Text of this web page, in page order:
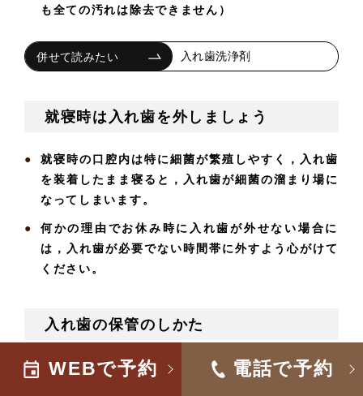
も全ての汚れは除去できません）
入れ歯洗浄剤
就寝時は入れ歯を外しましょう
就寝時の口腔内は特に細菌が繁殖しやすく，入れ歯
を装着したまま寝ると，入れ歯が細菌の溜まり場に
なってしまいます。
何かの理由でお休み時に入れ歯が外せない場合に
は，入れ歯が必要でない時間帯に外すよう心がけて
ください。
入れ歯の保管のしかた
保管場所を決めて、なるべく入れ歯専用の容器を用
WEBで予約 電話で予約